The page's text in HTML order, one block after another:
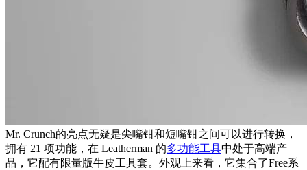
Mr. Crunch的亮点无疑是尖嘴钳和短嘴钳之间可以进行转换，
拥有 21 项功能，在 Leatherman 的多功能工具中处于高端产
品，它配有限量版牛皮工具套。外观上来看，它集合了Free系